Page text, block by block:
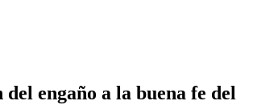
engaño a la buena fe del